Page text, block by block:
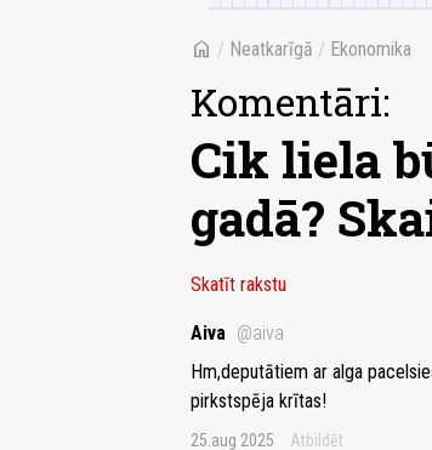
home / Neatkarīgā / Ekonomika
Komentāri:
Cik liela
gadā?
Skatīt rakstu
Aiva @aiva
Hm,deputātiem ar alga
pirkstspēja krītas!
25.aug 2025 Atbildēt